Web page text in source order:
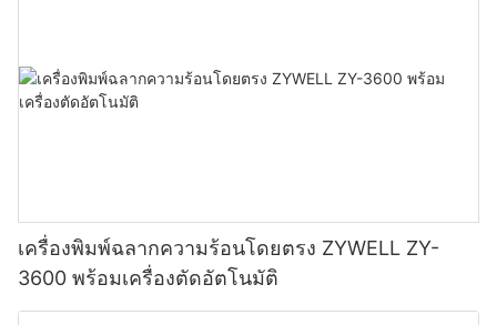
เครื่องพิมพ์ฉลากความร้อนโดยตรง ZYWELL ZY-
3600 พร้อมเครื่องตัดอัตโนมัติ